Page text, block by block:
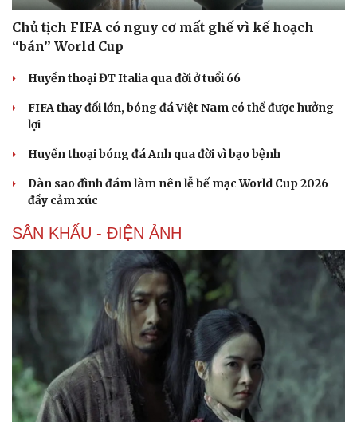
Chủ tịch FIFA có nguy cơ mất ghế vì kế hoạch
“bán” World Cup
Huyền thoại ĐT Italia qua đời ở tuổi 66
FIFA thay đổi lớn, bóng đá Việt Nam có thể được hưởng
lợi
Huyền thoại bóng đá Anh qua đời vì bạo bệnh
Dàn sao đình đám làm nên lễ bế mạc World Cup 2026
đầy cảm xúc
SÂN KHẤU - ĐIỆN ẢNH